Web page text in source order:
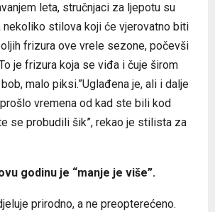
leta, stručnjaci za ljepotu su
nekoliko stilova koji će vjerovatno biti
frizura ove vrele sezone, počevši
je frizura koja se viđa i čuje širom
malo piksi.”Uglađena je, ali i dalje
vremena od kad ste bili kod
se probudili šik”, rekao je stilista za
godinu je “manje je više”.
prirodno, a ne preopterećeno.